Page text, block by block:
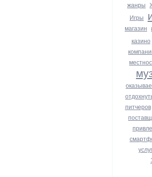
жанры
Игры
магазин
казино
питчеров